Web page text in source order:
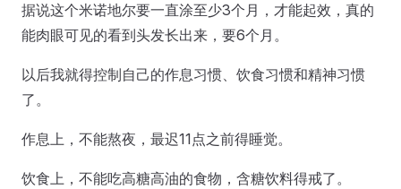
据说这个米诺地尔要一直涂至少3个月，才能起效，真的
能肉眼可见的看到头发长出来，要6个月。
以后我就得控制自己的作息习惯、饮食习惯和精神习惯
了。
作息上，不能熬夜，最迟11点之前得睡觉。
饮食上，不能吃高糖高油的食物，含糖饮料得戒了。